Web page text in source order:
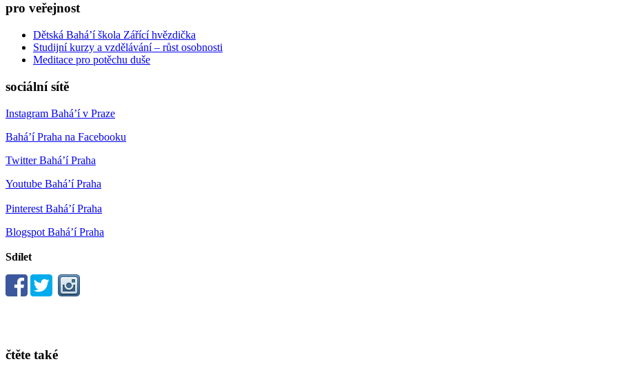
pro veřejnost
Dětská Bahá’í škola Zářící hvězdička
Studijní kurzy a vzdělávání – růst osobnosti
Meditace pro potěchu duše
sociální sítě
Instagram Bahá’í v Praze
Bahá’í Praha na Facebooku
Twitter Bahá’í Praha
Youtube Bahá’í Praha
Pinterest Bahá’í Praha
Blogspot Bahá’í Praha
Sdílet
čtěte také